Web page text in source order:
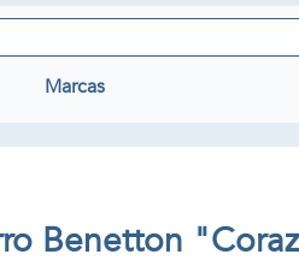
Marcas
Benetton